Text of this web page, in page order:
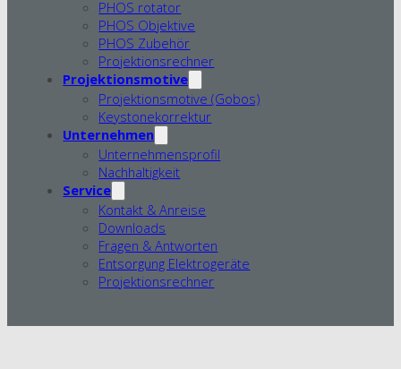
PHOS rotator
PHOS Objektive
PHOS Zubehör
Projektionsrechner
Projektionsmotive
Projektionsmotive (Gobos)
Keystonekorrektur
Unternehmen
Unternehmensprofil
Nachhaltigkeit
Service
Kontakt & Anreise
Downloads
Fragen & Antworten
Entsorgung Elektrogeräte
Projektionsrechner